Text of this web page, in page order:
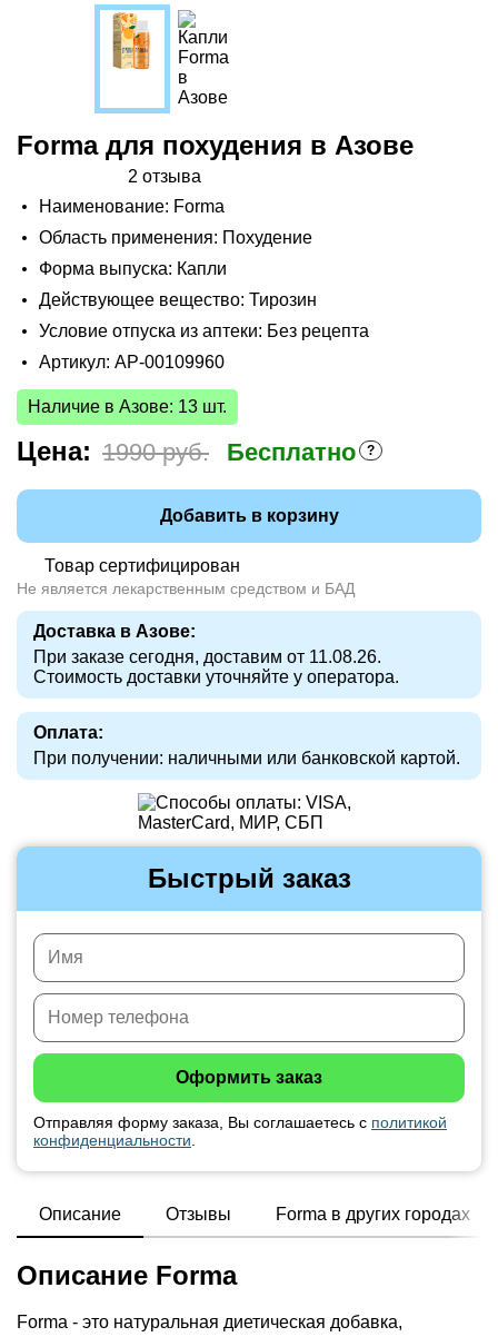
Forma для похудения в Азове
2 отзыва
Наименование: Forma
Область применения: Похудение
Форма выпуска: Капли
Действующее вещество: Тирозин
Условие отпуска из аптеки: Без рецепта
Артикул: AP-00109960
Наличие в Азове: 13 шт.
Цена: 1990 руб. Бесплатно
Товар сертифицирован
Не является лекарственным средством и БАД
Доставка в Азове:
При заказе сегодня, доставим от 11.08.26.
Стоимость доставки уточняйте у оператора.
Оплата:
При получении: наличными или банковской картой.
Добавить в корзину
Быстрый заказ
Отправляя форму заказа, Вы соглашаетесь с политикой
конфиденциальности
Описание Отзывы Forma в других городах
Описание Forma
Forma - это натуральная диетическая добавка,